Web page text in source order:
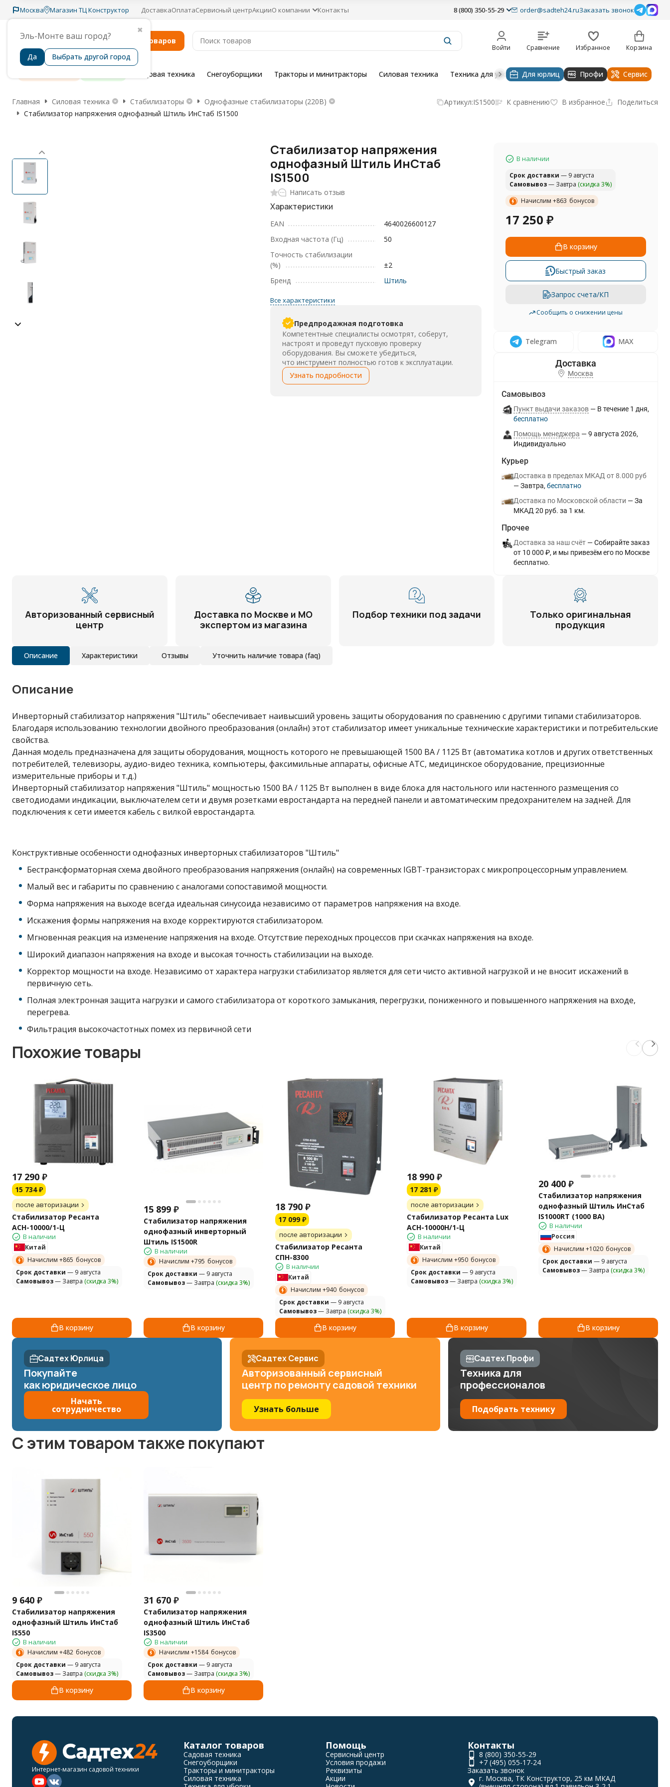
Москва
✖
Эль-Монте ваш город?
Да Выбрать другой город
Магазин ТЦ Конструктор ДоставкаОплатаСервисный центрАкцииО компании Контакты 8 (800) 350-55-29 order@sadteh24.ruЗаказать звонок
Каталог товаров
Войти Сравнение Избранное Корзина
Садовая техника Снегоуборщики Тракторы и минитракторы Силовая техника Техника для уборки Строительная техника
Для юрлиц Профи Сервис
Главная Силовая техника Стабилизаторы
Однофазные стабилизаторы (220В)
Стабилизатор напряжения однофазный Штиль ИнСтаб IS1500
Артикул:IS1500 К сравнению В избранное Поделиться
Стабилизатор напряжения
однофазный Штиль ИнСтаб
IS1500
Написать отзыв
Характеристики
EAN
4640026600127
Входная частота (Гц)
50
Точность стабилизации
(%)
±2
Бренд
Штиль
Все характеристики
Предпродажная подготовка
Компетентные специалисты осмотрят, соберут,
настроят и проведут пусковую проверку
оборудования. Вы сможете убедиться,
что инструмент полностью готов к эксплуатации.
Узнать подробности
В наличии
Cрок доставки — 9 августа
Самовывоз— Завтра (скидка 3%)
Начислим +863 бонусов
17 250 ₽
В корзину
Быстрый заказ
Запрос счета/КП
Сообщить о снижении цены
Telegram MAX
Москва
Самовывоз
Пункт выдачи заказов В течение 1 дня
Бесплатно
Помощь менеджера
9 августа 2026
Индивидуально
Курьер
Доставка в пределах МКАД от 8.000 руб
Завтра
Бесплатно
Доставка по Московской области
За
МКАД 20 руб. за 1 км.
Прочее
Доставка за наш счёт
Собирайте заказ
от 10 000 ₽, и мы привезём его по Москве
бесплатно.
Авторизованный сервисный
центр
Доставка по Москве и МО
экспертом из магазина
Подбор техники под задачи
Только оригинальная
продукция
Описание Характеристики Отзывы Уточнить наличие товара (faq)
Описание
Инверторный стабилизатор напряжения "Штиль" обеспечивает наивысший уровень защиты оборудования по сравнению с другими типами стабилизаторов.
Благодаря использованию технологии двойного преобразования (онлайн) этот стабилизатор имеет уникальные технические характеристики и потребительские
свойства.
Данная модель предназначена для защиты оборудования, мощность которого не превышающей 1500 ВA / 1125 Вт (автоматика котлов и других ответственных
потребителей, телевизоры, аудио-видео техника, компьютеры, факсимильные аппараты, офисные АТС, медицинское оборудование, прецизионные
измерительные приборы и т.д.)
Инверторный стабилизатор напряжения "Штиль" мощностью 1500 ВА / 1125 Вт выполнен в виде блока для настольного или настенного размещения со
светодиодами индикации, выключателем сети и двумя розетками евростандарта на передней панели и автоматическим предохранителем на задней. Для
подключения к сети имеется кабель с вилкой евростандарта.
Конструктивные особенности однофазных инверторных стабилизаторов "Штиль"
Бестрансформаторная схема двойного преобразования напряжения (онлайн) на современных IGBT-транзисторах с микропроцессорным управлением.
Малый вес и габариты по сравнению с аналогами сопоставимой мощности.
Форма напряжения на выходе всегда идеальная синусоида независимо от параметров напряжения на входе.
Искажения формы напряжения на входе корректируются стабилизатором.
Мгновенная реакция на изменение напряжения на входе. Отсутствие переходных процессов при скачках напряжения на входе.
Широкий диапазон напряжения на входе и высокая точность стабилизации на выходе.
Корректор мощности на входе. Независимо от характера нагрузки стабилизатор является для сети чисто активной нагрузкой и не вносит искажений в
первичную сеть.
Полная электронная защита нагрузки и самого стабилизатора от короткого замыкания, перегрузки, пониженного и повышенного напряжения на входе,
перегрева.
Фильтрация высокочастотных помех из первичной сети
Похожие товары
17 290 ₽
15 734 ₽
после авторизации
Стабилизатор Ресанта
АСН-10000/1-Ц
В наличии
Китай
Начислим +865 бонусов
Cрок доставки — 9 августа
Самовывоз— Завтра (скидка 3%)
В корзину
15 899 ₽
Стабилизатор напряжения
однофазный инверторный
Штиль IS1500R
В наличии
Начислим +795 бонусов
Cрок доставки — 9 августа
Самовывоз— Завтра (скидка 3%)
В корзину
18 790 ₽
17 099 ₽
после авторизации
Стабилизатор Ресанта
СПН-8300
В наличии
Китай
Начислим +940 бонусов
Cрок доставки — 9 августа
Самовывоз— Завтра (скидка 3%)
В корзину
18 990 ₽
17 281 ₽
после авторизации
Стабилизатор Ресанта Lux
АСН-10000Н/1-Ц
В наличии
Китай
Начислим +950 бонусов
Cрок доставки — 9 августа
Самовывоз— Завтра (скидка 3%)
В корзину
20 400 ₽
Стабилизатор напряжения
однофазный Штиль ИнСтаб
IS1000RT (1000 ВА)
В наличии
Россия
Начислим +1020 бонусов
Cрок доставки — 9 августа
Самовывоз— Завтра (скидка 3%)
В корзину
Садтех Юрлица
Покупайте
как юридическое лицо
Начать
сотрудничество
Садтех Сервис
Авторизованный сервисный
центр по ремонту садовой техники
Узнать больше
Садтех Профи
Техника для
профессионалов
Подобрать технику
C этим товаром также покупают
9 640 ₽
Стабилизатор напряжения
однофазный Штиль ИнСтаб
IS550
В наличии
Начислим +482 бонусов
Cрок доставки — 9 августа
Самовывоз— Завтра (скидка 3%)
В корзину
31 670 ₽
Стабилизатор напряжения
однофазный Штиль ИнСтаб
IS3500
В наличии
Начислим +1584 бонусов
Cрок доставки — 9 августа
Самовывоз— Завтра (скидка 3%)
В корзину
Интернет-магазин садовой техники
Каталог товаров
Садовая техника
Снегоуборщики
Тракторы и минитракторы
Силовая техника
Помощь
Сервисный центр
Условия продажи
Реквизиты
Акции
Контакты
8 (800) 350-55-29
+7 (495) 055-17-24
Заказать звонок
г. Москва, ТК Конструктор, 25 км МКАД